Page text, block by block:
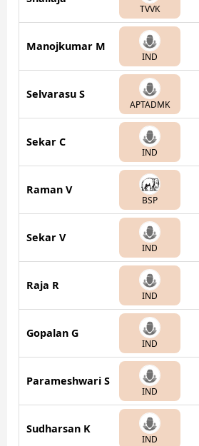
TVVK
Manojkumar M
IND
Selvarasu S
APTADMK
Sekar C
IND
Raman V
BSP
Sekar V
IND
Raja R
IND
Gopalan G
IND
Parameshwari S
IND
Sudharsan K
IND